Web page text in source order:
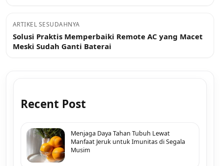
ARTIKEL SESUDAHNYA
Solusi Praktis Memperbaiki Remote AC yang Macet
Meski Sudah Ganti Baterai
Recent Post
Menjaga Daya Tahan Tubuh Lewat
Manfaat Jeruk untuk Imunitas di Segala
Musim